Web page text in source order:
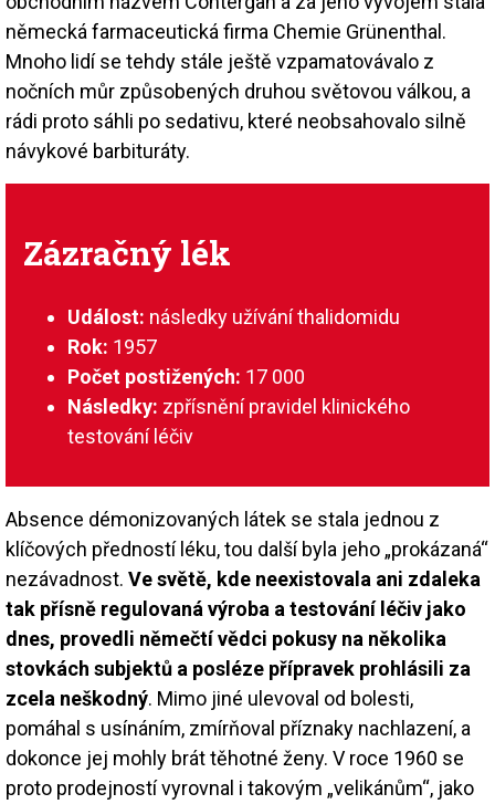
německá farmaceutická firma Chemie Grünenthal.
Mnoho lidí se tehdy stále ještě vzpamatovávalo z
nočních můr způsobených druhou světovou válkou, a
rádi proto sáhli po sedativu, které neobsahovalo silně
návykové barbituráty.
Zázračný lék
Událost: následky užívání thalidomidu
Rok: 1957
Počet postižených: 17 000
Následky: zpřísnění pravidel klinického
testování léčiv
Absence démonizovaných látek se stala jednou z
klíčových předností léku, tou další byla jeho „prokázaná“
nezávadnost. Ve světě, kde neexistovala ani zdaleka
tak přísně regulovaná výroba a testování léčiv jako
dnes, provedli němečtí vědci pokusy na několika
stovkách subjektů a posléze přípravek prohlásili za
zcela neškodný. Mimo jiné ulevoval od bolesti,
pomáhal s usínáním, zmírňoval příznaky nachlazení, a
dokonce jej mohly brát těhotné ženy. V roce 1960 se
proto prodejností vyrovnal i takovým „velikánům“, jako